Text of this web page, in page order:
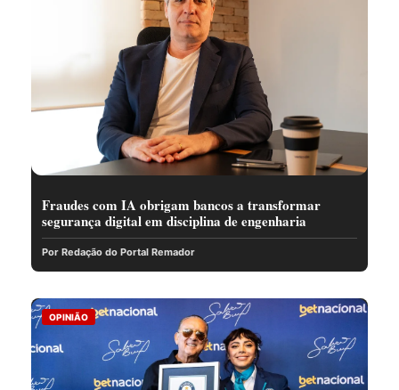
Fraudes com IA obrigam bancos a transformar
segurança digital em disciplina de engenharia
Por Redação do Portal Remador
OPINIÃO